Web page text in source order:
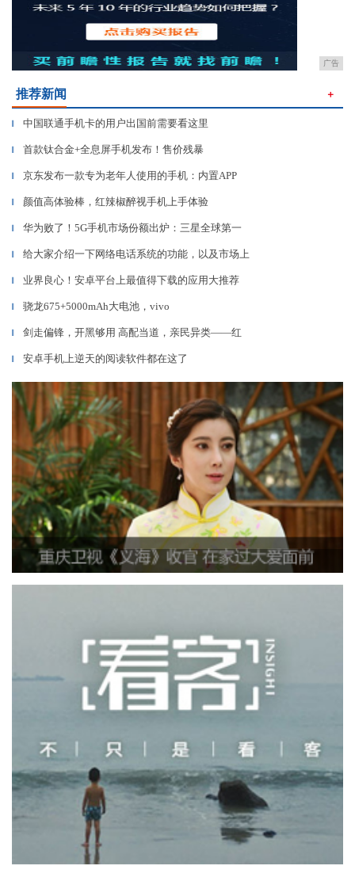
广告
推荐新闻 ＋
▎ 中国联通手机卡的用户出国前需要看这里
▎ 首款钛合金+全息屏手机发布！售价残暴
▎ 京东发布一款专为老年人使用的手机：内置APP
▎ 颜值高体验棒，红辣椒醉视手机上手体验
▎ 华为败了！5G手机市场份额出炉：三星全球第一
▎ 给大家介绍一下网络电话系统的功能，以及市场上
▎ 业界良心！安卓平台上最值得下载的应用大推荐
▎ 骁龙675+5000mAh大电池，vivo
▎ 剑走偏锋，开黑够用 高配当道，亲民异类——红
▎ 安卓手机上逆天的阅读软件都在这了